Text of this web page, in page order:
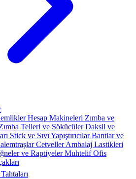
Hesap Makineleri Zımba ve
Telleri ve SökücülerDaksil ve
Stick ve Sıvı YapıştırıcılarBantlar ve
CetvellerAmbalaj Lastikleri
ve RaptiyelerMuhtelif Ofis